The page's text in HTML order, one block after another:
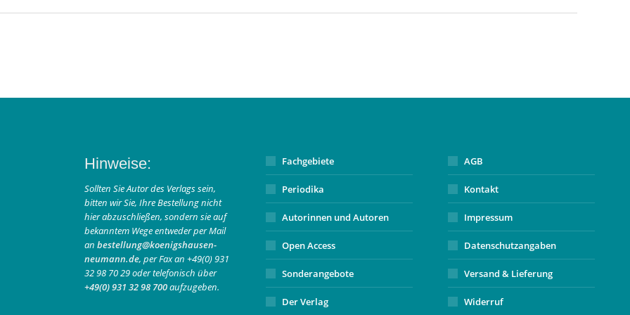
Hinweise:
Sollten Sie Autor des Verlags sein,
bitten wir Sie, Ihre Bestellung nicht
hier abzuschließen, sondern sie auf
bekanntem Wege entweder per Mail
an bestellung@koenigshausen-
neumann.de, per Fax an +49(0) 931
32 98 70 29 oder telefonisch über
+49(0) 931 32 98 700aufzugeben.
Fachgebiete
Periodika
Autorinnen und Autoren
Open Access
Sonderangebote
Der Verlag
AGB
Kontakt
Impressum
Datenschutzangaben
Versand & Lieferung
Widerruf